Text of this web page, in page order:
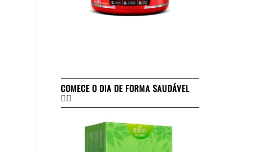
COMECE O DIA DE FORMA SAUDÁVEL
👇🏻